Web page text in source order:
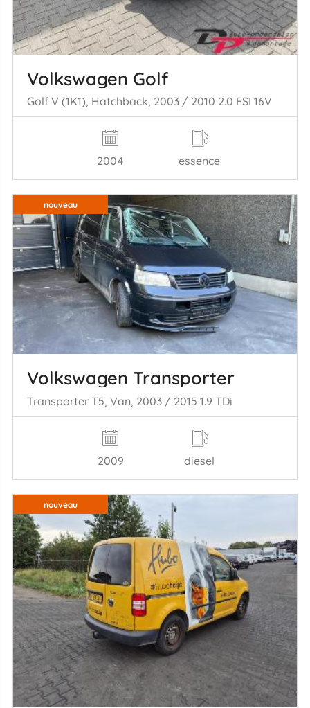
Volkswagen Golf
Golf V (1K1), Hatchback, 2003 / 2010 2.0 FSI 16V
2004 essence
nouveau
Volkswagen Transporter
Transporter T5, Van, 2003 / 2015 1.9 TDi
2009 diesel
nouveau